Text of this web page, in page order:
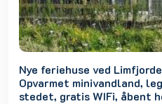
Nye feriehuse ved
Opvarmet minivandland,
stedet, gratis WIFi, åbent